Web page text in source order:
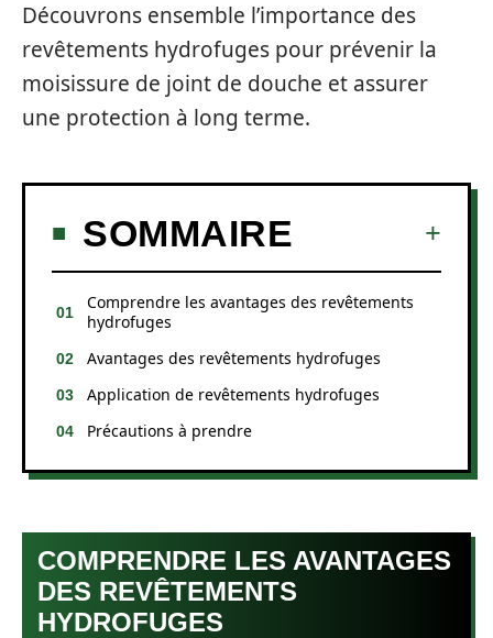
Découvrons ensemble l’importance des
revêtements hydrofuges pour prévenir la
moisissure de joint de douche et assurer
une protection à long terme.
SOMMAIRE
Comprendre les avantages des revêtements
hydrofuges
Avantages des revêtements hydrofuges
Application de revêtements hydrofuges
Précautions à prendre
COMPRENDRE LES AVANTAGES
DES REVÊTEMENTS
HYDROFUGES